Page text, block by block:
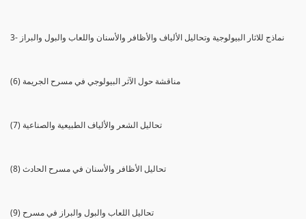
3- نماذج للاثار البيولوجية وتحاليل الألياف والأظافر والأسنان واللعاب والبول والبراز
(6) مناقشة حول الآثر البيولوجي في مسرح الجريمة
(7) تحاليل الشعر والألياف الطبيعية والصناعية
(8) تحاليل الأظافر والأسنان في مسرح الحادث
(9) تحاليل اللعاب والبول والبراز في مسرح